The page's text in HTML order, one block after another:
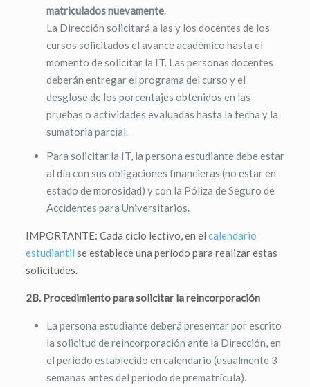
matriculados nuevamente.
La Dirección solicitará a las y los docentes de los
cursos solicitados el avance académico hasta el
momento de solicitar la IT. Las personas docentes
deberán entregar el programa del curso y el
desglose de los porcentajes obtenidos en las
pruebas o actividades evaluadas hasta la fecha y la
sumatoria parcial.
Para solicitar la IT, la persona estudiante debe estar
al día con sus obligaciones financieras (no estar en
estado de morosidad) y con la Póliza de Seguro de
Accidentes para Universitarios.
IMPORTANTE: Cada ciclo lectivo, en el calendario
estudiantil se establece una período para realizar estas
solicitudes.
2B. Procedimiento para solicitar la reincorporación
La persona estudiante deberá presentar por escrito
la solicitud de reincorporación ante la Dirección, en
el período establecido en calendario (usualmente 3
semanas antes del período de prematrícula).